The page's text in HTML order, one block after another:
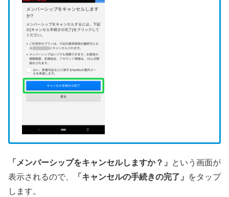
「メンバーシップをキャンセルしますか？」
という画面が
表示されるので、
「キャンセルの手続きの完了」
をタップ
します。